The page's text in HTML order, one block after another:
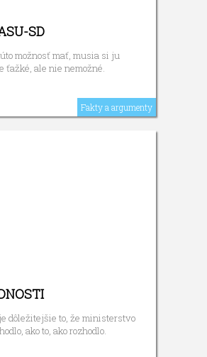
SD
možnosť mať, musia si ju
ťažké, ale nie nemožné.
Fakty a argumenty
dôležitejšie to, že ministerstvo
ako to, ako rozhodlo.